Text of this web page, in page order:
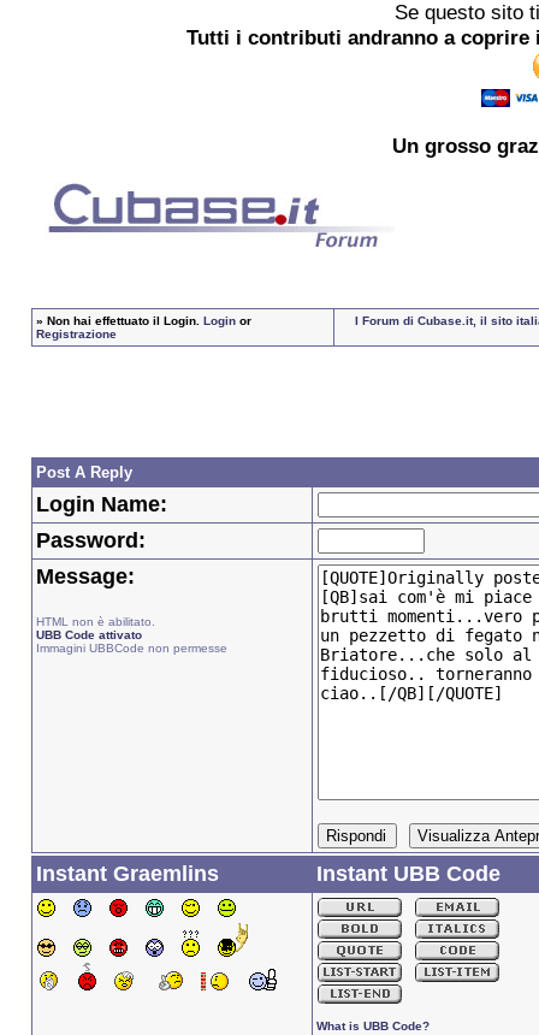
Se questo sito
Tutti i contributi andranno a
Un grosso
»Non hai effettuato il Login.Login or
Registrazione
I Forum di Cubase.it, il sito
Post A Reply
Login Name:
Password:
Message:
HTML non è abilitato.
UBB Code attivato
Immagini UBBCode non permesse
Instant Graemlins Instant UBB Code
What is UBB Code?